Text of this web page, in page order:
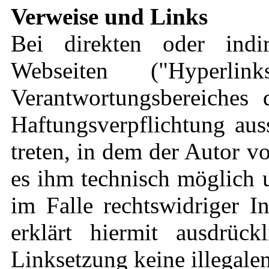
Verweise und Links
Bei direkten oder
Webseiten
Haftungsverpflichtung
treten, in dem der Autor
es ihm technisch möglich
im Falle rechtswidriger
erklärt hiermit
Linksetzung keine